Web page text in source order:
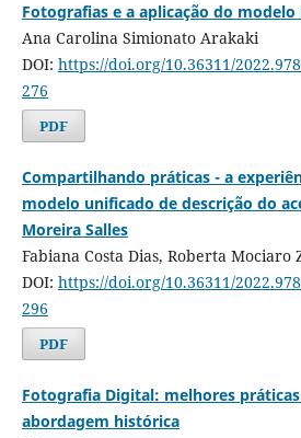
Fotografias e a aplicação do modelo
Ana Carolina Simionato Arakaki
DOI: https://doi.org/10.36311/
276
PDF
Compartilhando práticas - a
modelo unificado de descrição do
Moreira Salles
Fabiana Costa Dias, Roberta Mociaro
DOI: https://doi.org/10.36311/
296
PDF
Fotografia Digital: melhores
abordagem histórica